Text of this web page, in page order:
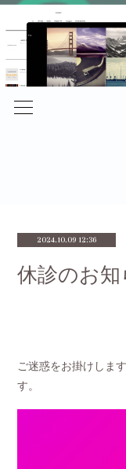
2024.10.09 12:36
休診のお知
ご迷惑をお掛けしま
す。